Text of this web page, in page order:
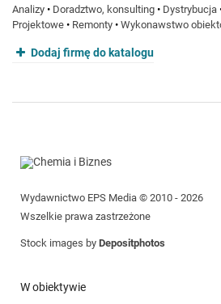
Analizy • Doradztwo, konsulting • Dystrybucja
Projektowe • Remonty • Wykonawstwo
Dodaj firmę do katalogu
Wydawnictwo EPS Media © 2010 - 2026
Wszelkie prawa zastrzeżone
Stock images by Depositphotos
W obiektywie